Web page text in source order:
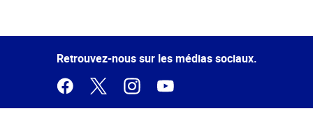
de la
Retrouvez-nous sur les médias sociaux.